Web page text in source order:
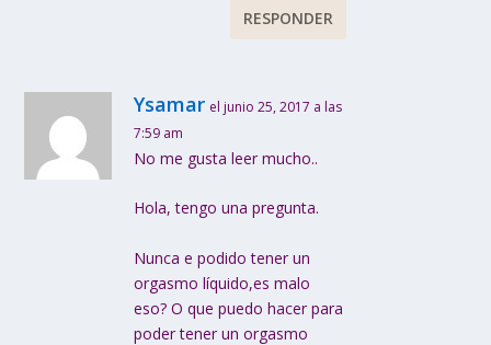
RESPONDER
Ysamar el junio 25, 2017 a las
7:59 am
No me gusta leer mucho..
Hola, tengo una pregunta.
Nunca e podido tener un
orgasmo líquido,es malo
eso? O que puedo hacer para
poder tener un orgasmo